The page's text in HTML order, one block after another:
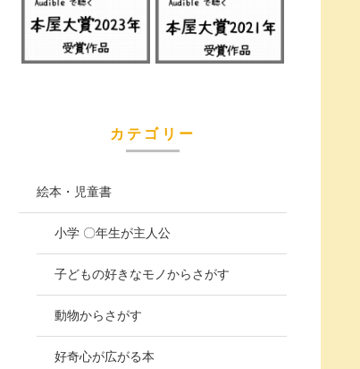
カテゴリー
絵本・児童書
小学 〇年生が主人公
子どもの好きなモノからさがす
動物からさがす
好奇心が広がる本